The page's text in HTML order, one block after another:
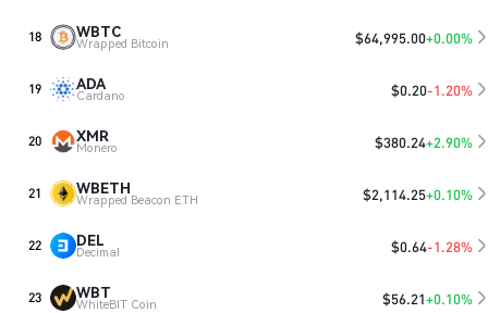
18 WBTC
Wrapped Bitcoin $64,995.00+0.00%
19 ADA
Cardano $0.20-1.20%
20 XMR
Monero $380.24+2.90%
21 WBETH
Wrapped Beacon ETH $2,114.25+0.10%
22 DEL
Decimal $0.64-1.28%
23 WBT
WhiteBIT Coin $56.21+0.10%